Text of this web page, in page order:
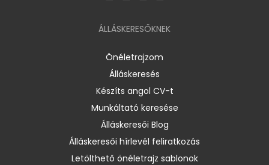
ÁLLÁSKERESŐKNEK
Önéletrajzom
Álláskeresés
Készíts angol CV-t
Munkáltató keresése
Álláskeresői Blog
Álláskeresői hírlevél feliratkozás
Letölthető önéletrajz sablonok